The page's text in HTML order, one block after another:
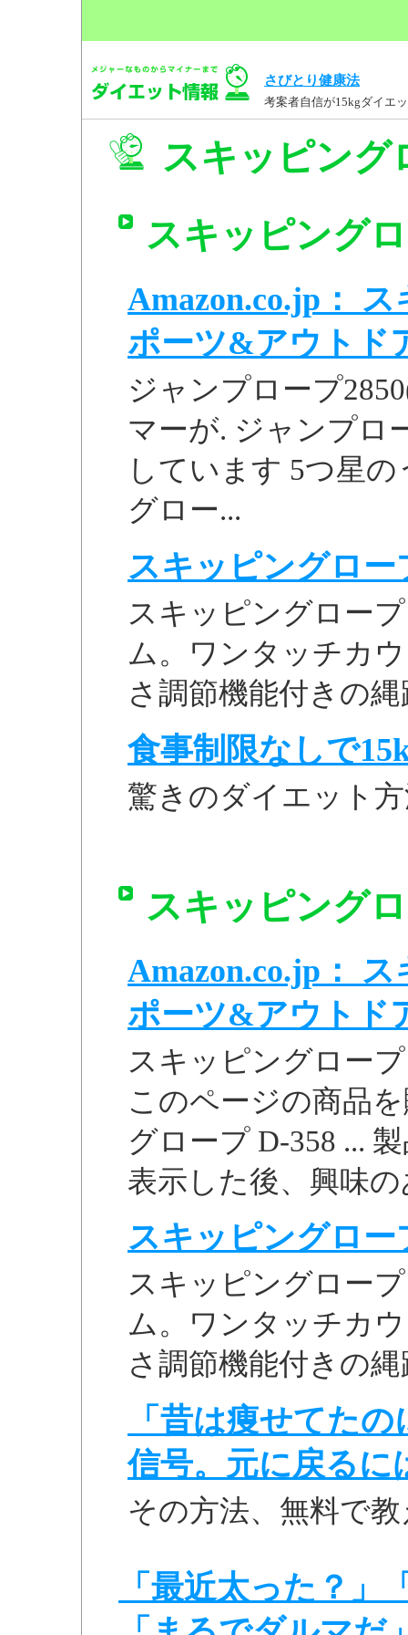
さびとり健康法
考案者自信が15kgダイエ
スキッピング
スキッピング
Amazon.co.jp：
ポーツ&アウトド
ジャンプロープ
マーが. ジャンプロ
しています 5つ星の
グロー...
スキッピングロー
スキッピングロー
ム。ワンタッチカ
さ調節機能付きの
食事制限なしで
驚きのダイエット
スキッピング
Amazon.co.jp：
ポーツ&アウトド
スキッピングロー
このページの商品
グロープ D-358 ...
表示した後、興味
スキッピングロー
スキッピングロー
ム。ワンタッチカ
さ調節機能付きの
「昔は痩せてた
信号。元に戻るに
その方法、無料で
「最近太った？